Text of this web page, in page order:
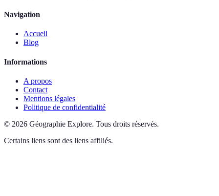
Navigation
Accueil
Blog
Informations
A propos
Contact
Mentions légales
Politique de confidentialité
© 2026 Géographie Explore. Tous droits réservés.
Certains liens sont des liens affiliés.